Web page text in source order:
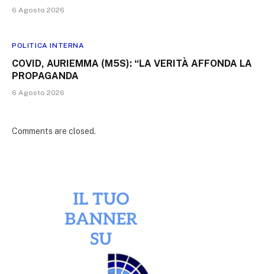
6 Agosto 2026
POLITICA INTERNA
COVID, AURIEMMA (M5S): “LA VERITÀ AFFONDA LA
PROPAGANDA
6 Agosto 2026
Comments are closed.